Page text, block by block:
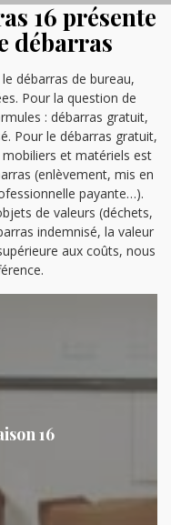
16 présente
débarras
débarras de bureau,
Pour la question de
: débarras gratuit,
Pour le débarras gratuit,
et matériels est
(enlèvement, mis en
payante…).
de valeurs (déchets,
indemnisé, la valeur
aux coûts, nous
16